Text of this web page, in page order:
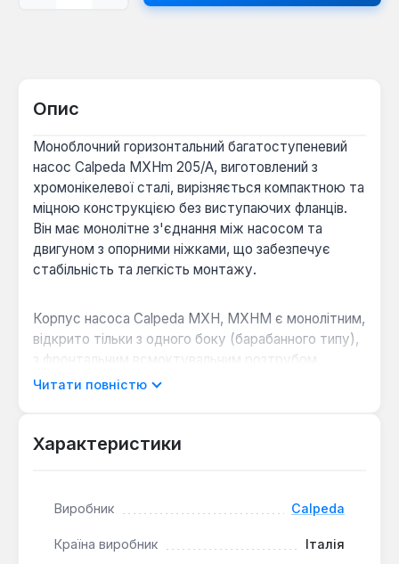
Опис
Моноблочний горизонтальний багатоступеневий
насос Calpeda MXHm 205/A, виготовлений з
хромонікелевої сталі, вирізняється компактною та
міцною конструкцією без виступаючих фланців.
Він має монолітне з'єднання між насосом та
двигуном з опорними ніжками, що забезпечує
стабільність та легкість монтажу.
Корпус насоса Calpeda MXH, MXHM є монолітним,
відкрито тільки з одного боку (барабанного типу),
з фронтальним всмоктувальним розтрубом,
розташованим вище вала насоса, та радіальним
та доступні з будь-якого боку. Насос призначений
нержавіючої сталі.
Високоякісні матеріали: Корпус насоса з
Читати повністю
Характеристики
Виробник Calpeda
Країна виробник Італія